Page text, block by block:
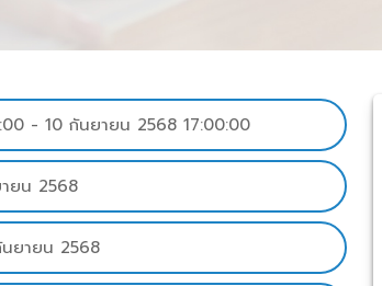
- 10 กันยายน 2568 17:00:00
ยน 2568
ยายน 2568